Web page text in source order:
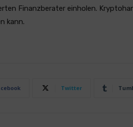
Finanzberater einholen.
kann.
Twitter